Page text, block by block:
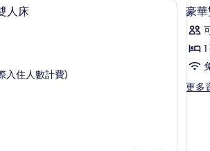
人床
入住人數計費)
顯
示
豪
華
人
10
豪
更多
更